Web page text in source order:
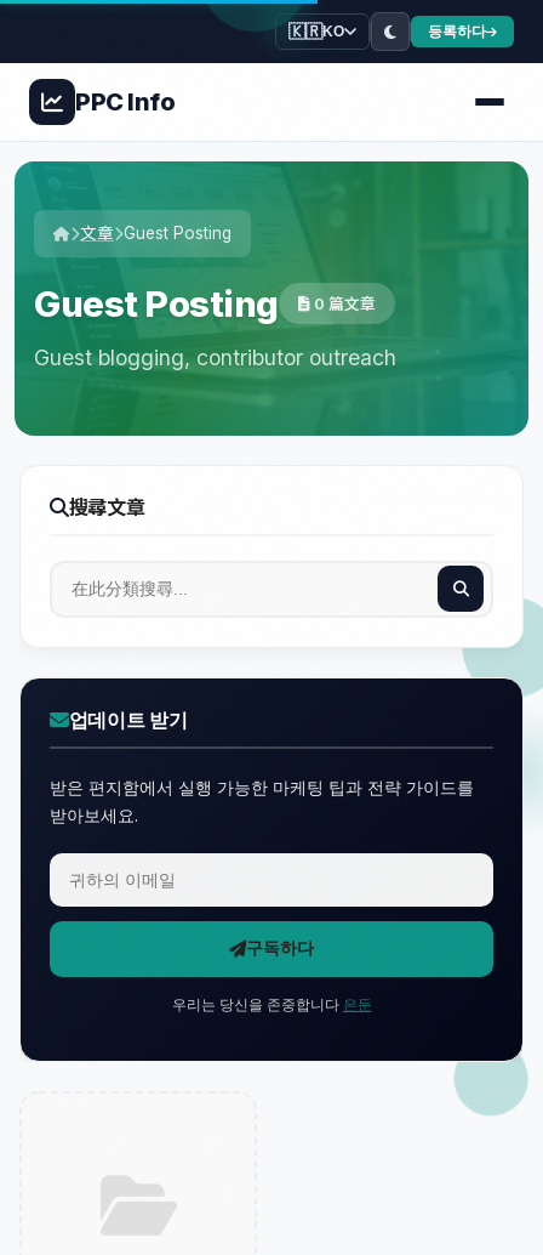
🇰🇷KO 등록하다
PPCInfo
文章 Guest Posting
Guest Posting 0 篇文章
Guest blogging, contributor outreach
搜尋文章
업데이트 받기
받은 편지함에서 실행 가능한 마케팅 팁과 전략 가이드를
받아보세요.
구독하다
우리는 당신을 존중합니다 은둔